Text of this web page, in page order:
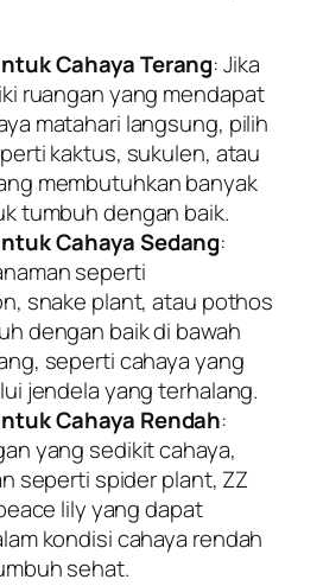
Cahaya Terang: Jika
ruangan yang mendapat
matahari langsung, pilih
kaktus, sukulen, atau
membutuhkan banyak
tumbuh dengan baik.
Cahaya Sedang:
seperti
snake plant, atau pothos
dengan baik di bawah
seperti cahaya yang
jendela yang terhalang.
Cahaya Rendah:
yang sedikit cahaya,
seperti spider plant, ZZ
lily yang dapat
kondisi cahaya rendah
sehat.